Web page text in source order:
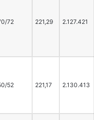
72 221,29 2.127.421
52 221,17 2.130.413